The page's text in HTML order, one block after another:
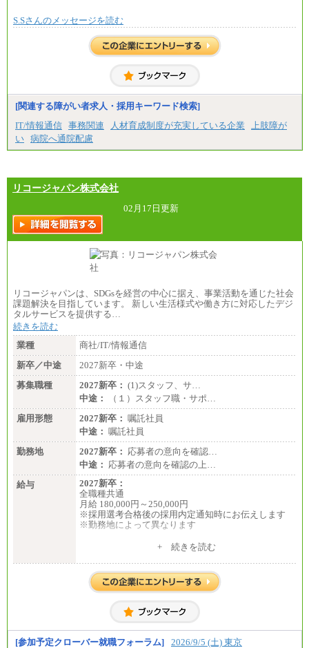
※2…大阪府、京都府、兵庫県、滋賀県
※3…愛知県、静岡県
※4…北海道、宮城県、栃木県、群馬県、長野県、新
潟県、富山県、石川県、岡山県、広島県、山口県、
香川県、福岡県
分県、長崎県、熊本県、宮崎県、鹿児島県、沖縄
◆パート・アルバイト
る。
【エアサーブ】
S.Sさんのメッセージを読む
[関連する障がい者求人・採用キーワード検索]
IT/情報通信 事務関連 人材育成制度が充実している企業
上肢障が
い 病院へ通院配慮
リコージャパン株式会社
02月17日更新
リコージャパンは、SDGsを経営の中心に据え、事業活動を通じた社会
課題解決を目指しています。 新しい生活様式や働き方に対応したデジ
タルサービスを提供する…
続きを読む
業種
商社/IT/情報通信
新卒／中途
2027新卒・中途
募集職種
2027新卒： (1)スタッフ、サ…
中途：
（１）スタッフ職・サポ…
雇用形態
2027新卒： 嘱託社員
中途： 嘱託社員
勤務地
2027新卒： 応募者の意向を確認…
中途： 応募者の意向を確認の上…
給与
2027新卒：
全職種共通
月給 180,000円～250,000円
※採用選考合格後の採用内定通知時にお伝えします
※勤務地によって異なります
月給 200,000円～250,000円
入社時の処遇は経験・能力を考慮の上、当社規程に
より決定します。
お伝えします。
+ 続きを読む
[参加予定クローバー就職フォーラム] 2026/9/5 (土) 東京